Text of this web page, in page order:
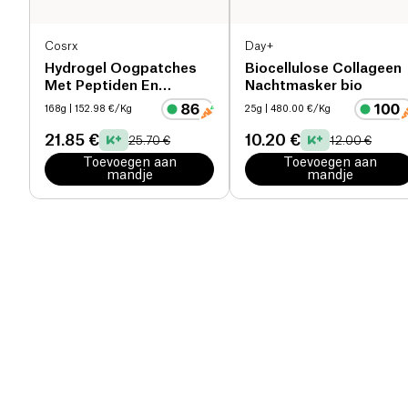
Cosrx
Hydrogel Oogpatches
Met Peptiden En
Collageen
168g | 152.98 €/Kg
21.85 € 25.70 €
Toevoegen aan
mandje
Day+
Biocellulose Collageen
Nachtmasker bio
25g | 480.00 €/Kg
10.20 € 12.00 €
Toevoegen aan
mandje